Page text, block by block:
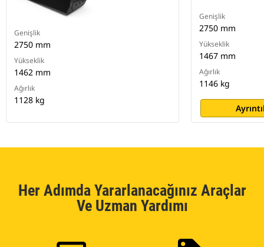
Genişlik
2750 mm
Yükseklik
1462 mm
Ağırlık
1128 kg
Genişlik
2750 mm
Yükseklik
1467 mm
Ağırlık
1146 kg
Her Adımda Yararlanacağınız Araçlar
Ve Uzman Yardımı